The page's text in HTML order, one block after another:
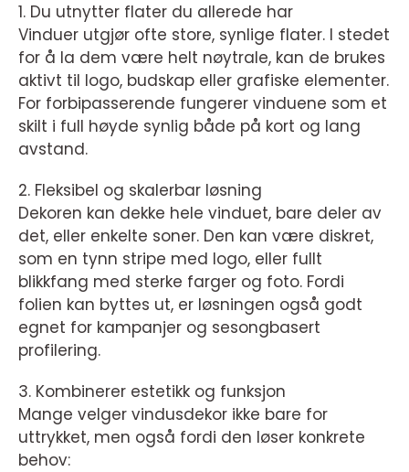
1. Du utnytter flater du allerede har
Vinduer utgjør ofte store, synlige flater. I stedet
for å la dem være helt nøytrale, kan de brukes
aktivt til logo, budskap eller grafiske elementer.
For forbipasserende fungerer vinduene som et
skilt i full høyde synlig både på kort og lang
avstand.
2. Fleksibel og skalerbar løsning
Dekoren kan dekke hele vinduet, bare deler av
det, eller enkelte soner. Den kan være diskret,
som en tynn stripe med logo, eller fullt
blikkfang med sterke farger og foto. Fordi
folien kan byttes ut, er løsningen også godt
egnet for kampanjer og sesongbasert
profilering.
3. Kombinerer estetikk og funksjon
Mange velger vindusdekor ikke bare for
uttrykket, men også fordi den løser konkrete
behov: